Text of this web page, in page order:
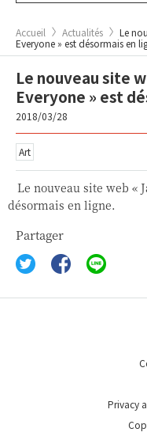
Accueil Actualités
Le
Everyone » est désormais en
Le nouveau site
Everyone » est
2018/03/28
Art
Le nouveau site web «
désormais en ligne.
Partager
Privacy